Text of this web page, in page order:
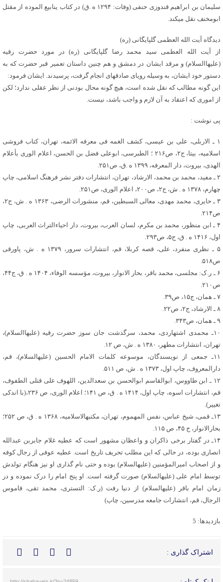
سلیمان بن ابراهیم قندوزی حنفی (وفات: ۱۲۹۴ ه .ق) در کتاب ینابیع الموده از مقتل
ابومخنف نقل می‏کند.
دیدگاه آیت الله العظمی گلپایگانی (ره)
از آیت الله العظمی سید محمد رضا گلپایگانی (ره) در مورد حضرت رقیه
(علیهاالسلام) و مرقد ایشان در دمشق و هم چنین داستان تعمیر قبر حضرت که به
دستور خود ایشان، به وسیله رویای صادقه‏ای انجام گرفت، پرسیدند. ایشان فرمود:
این گونه مطالب که نقل شده است، هیچ گونه محال بودنی از نظر عقلی ندارد؛ لکن
از اموری که اعتقاد به آن لازم و واجب باشد، نیست.
پی نوشت :
۱ ـ الاربلی، علی بن عیسی، کشف الغمه فی معرفه الائمه، تهران، کتاب فروشی
اسلامیه، بی‏تا، ج۲، ص۲۱۶ ؛ الطبرسی، ابوعلی فضل بن الحسن، اعلام الوری بأعلام
الهدی، بیروت، دار المعرفه، ۱۳۹۹ ه .ق، ص۲۵۱.
۲ ـ مفید، محمد بن محمد، الارشاد، تهران، انتشارات دفتر نشر فرهنگ اسلامی، چاپ
چهارم، ۱۳۷۸ ه . ش، ج۲، ص۲۰۰، اعلام الوری، ص۲۵۱.
۳ ـ حایری، محمد مهدی، معالی السبطین، قم، منشورات الرضی، ۱۳۶۳ ه . ش، ج۲،
ص۲۱۴.
۴ ـ ابن منظور، محمد بن مکرم، لسان العرب، بیروت، دار احیاءالتراث العربی، چاپ
اول، ۱۴۱۶ ه . ق، ج۵، ص۲۹۳.
۵ ـ نظری منفرد، علی، قصه کربلا، قم، انتشارات سرور، ۱۳۷۹ ه . ش، پاورقی
ص۵۱۸.
۶ ـ ر.ک: مجلسی، محمد باقر، بحار الانوار، بیروت، مؤسسه الوفاء، ۱۴۰۴ ه . ق، ج۴۴،
ص۲۱۰.
۷ ـ همان، ج۱۵، ص۳۹.
۸ ـ الارشاد، ج۲، ص۲۲.
۹ ـ همان، ص۳۴۳.
۱۰ـ محمدی اشتهاردی، محمد، سرگذشت جان سوز حضرت رقیه (علیهاالسلام)،
تهران، انتشارات مطهر، ۱۳۸۰ ه . ش، ص ۱۲.
۱۱ـ جمعی از نویسندگان، موسوعه کلمات الامام الحسین (علیه‏السلام)، قم،
دارالمعروف، چاپ اول، ۱۳۷۳ ه . ش، ص ۵۱۱.
۱۲ ـ ابن طاووس، ابوالقاسم ابوالحسن بن سعدالدین، اللهوف علی قتلی الطفوف،
قم، انتشارات اسوه، چاپ اول، ۱۴۱۴ ه . ق، ص ۱۴۱؛ اعلام الوری، ص ۲۳۶،(با اندکی
تغییر).
۱۳ـ قمی، شیخ عباس، نفس المهموم، تهران، مکتبه‏الاسلامیه، ۱۳۶۸ ه . ق، ص ۲۵۲؛
بحارالانوار، ج ۴۵، ص ۱۱۵.
۱۴ـ در گفتار برخی ذاکران و واعظان مشهور است که عطیه غلام جابربن عبدالله
انصاری بوده، در حالی که این مطلب تحریف تاریخ است. عطیه عوفی از رجال کوفه
و از اصحاب امیرالمؤمنین (علیه‏السلام) بوده و حتی نام گذاری او نیز هنگام تولدش
توسط امام علی (علیه‏السلام) صورت گرفته است. او پنج امام را درک نموده و در
زمان امام باقر (علیه‏السلام) از دنیا رفت (ر.ک: التستری، محمد تقی، قاموس
الرجال، قم، انتشارات جامعه مدرسین، چاپ)
بازدیدها: 5
اشتراک گذاری :